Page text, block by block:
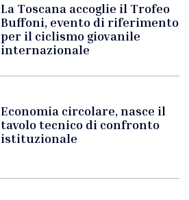
La Toscana accoglie il Trofeo
Buffoni, evento di riferimento
per il ciclismo giovanile
internazionale
Economia circolare, nasce il
tavolo tecnico di confronto
istituzionale